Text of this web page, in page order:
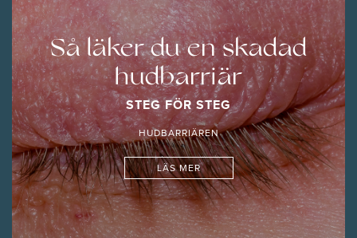
Så läker du en skadad
hudbarriär
STEG FÖR STEG
HUDBARRIÄREN
LÄS MER